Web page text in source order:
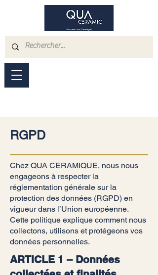
RGPD
Chez QUA CERAMIQUE, nous nous
engageons à respecter la
réglementation générale sur la
protection des données (RGPD) en
vigueur dans l’Union européenne.
Cette politique explique comment nous
collectons, utilisons et protégeons vos
données personnelles.
ARTICLE 1 – Données